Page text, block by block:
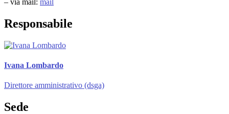
Responsabile
Ivana Lombardo
Direttore amministrativo (dsga)
Sede